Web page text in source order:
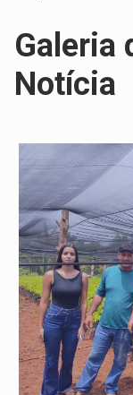
Galeria
Notícia